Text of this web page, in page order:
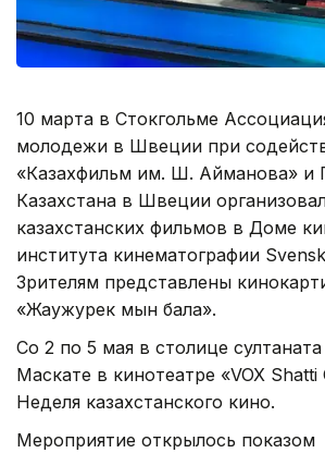
10 марта в Стокгольме
молодежи в Швеции при
«Казахфильм им. Ш. Айманова» и
Казахстана в Швеции
казахстанских фильмов в Доме
института кинематографии
Зрителям представлены
«Жаужурек мын бала».
Со 2 по 5 мая в столице
Маскате в кинотеатре «VOX
Неделя казахстанского кино.
Мероприятие открылось показом